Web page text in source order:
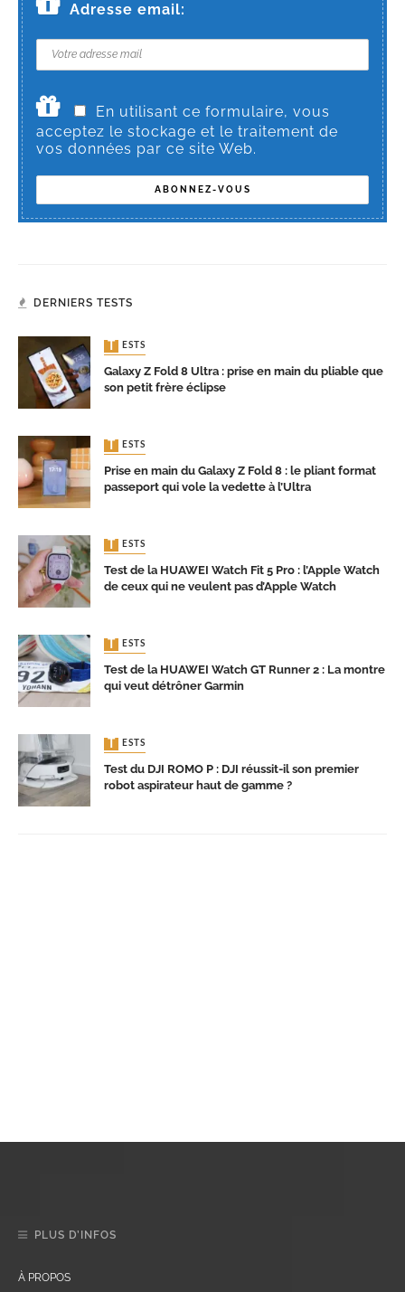
Adresse email:
En utilisant ce formulaire, vous
acceptez le stockage et le traitement de
vos données par ce site Web.
DERNIERS TESTS
TESTS
Galaxy Z Fold 8 Ultra : prise en main du pliable que
son petit frère éclipse
TESTS
Prise en main du Galaxy Z Fold 8 : le pliant format
passeport qui vole la vedette à l’Ultra
TESTS
Test de la HUAWEI Watch Fit 5 Pro : l’Apple Watch
de ceux qui ne veulent pas d’Apple Watch
TESTS
Test de la HUAWEI Watch GT Runner 2 : La montre
qui veut détrôner Garmin
TESTS
Test du DJI ROMO P : DJI réussit-il son premier
robot aspirateur haut de gamme ?
PLUS D’INFOS
À PROPOS